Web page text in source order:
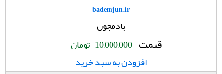
bademjun.ir
بادمجون
قیمت 10,000,000 تومان
افزودن به سبد خرید